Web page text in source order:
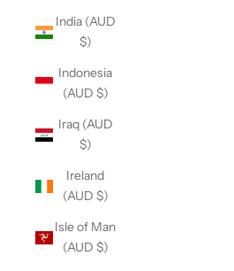
India (AUD
$)
Indonesia
(AUD $)
Iraq (AUD
$)
Ireland
(AUD $)
Isle of Man
(AUD $)